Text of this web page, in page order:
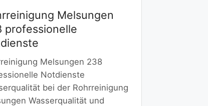
Melsungen
professionelle
Melsungen 238
Notdienste
bei der Rohrreinigung
Wasserqualität und